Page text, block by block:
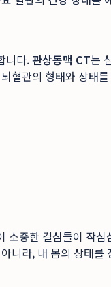
니다.관상동맥 CT는
혈관의 형태와 상태
중한 결심들이 작
니라, 내 몸의 상태